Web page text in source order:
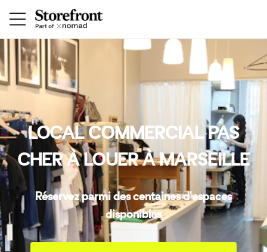
LOCAL COMMERCIAL PAS
CHER À LOUER À MARSEILLE
Réservez parmi des centaines d'espaces
disponibles